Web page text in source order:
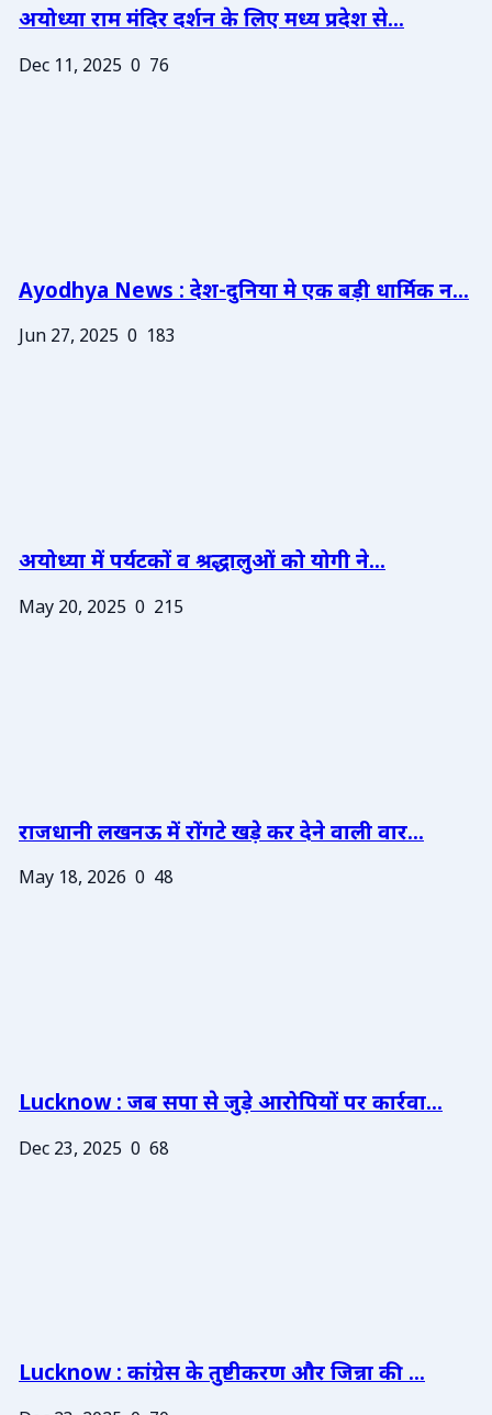
अयोध्या राम मंदिर दर्शन के लिए मध्य प्रदेश से...
Dec 11, 2025 0 76
Ayodhya News : देश-दुनिया मे एक बड़ी धार्मिक न...
Jun 27, 2025 0 183
अयोध्या में पर्यटकों व श्रद्धालुओं को योगी ने...
May 20, 2025 0 215
राजधानी लखनऊ में रोंगटे खड़े कर देने वाली वार...
May 18, 2026 0 48
Lucknow : जब सपा से जुड़े आरोपियों पर कार्रवा...
Dec 23, 2025 0 68
Lucknow : कांग्रेस के तुष्टीकरण और जिन्ना की ...